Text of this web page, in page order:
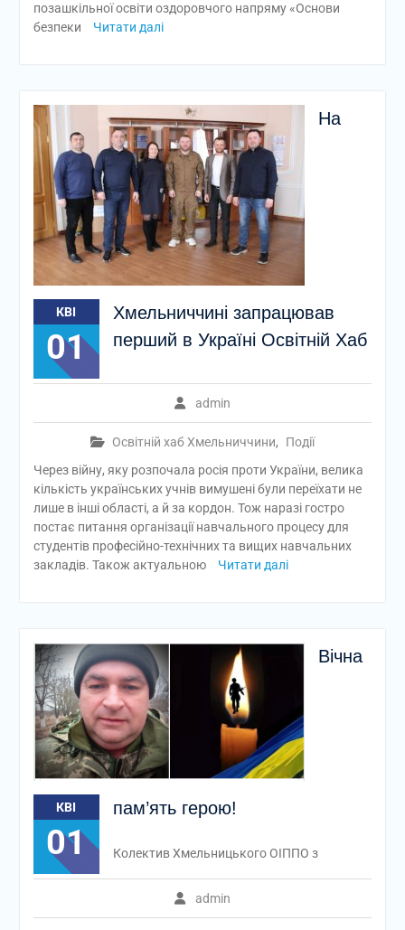
позашкільної освіти оздоровчого напряму «Основи
безпеки
Читати далі
КВІ
01
На
Хмельниччині запрацював
перший в Україні Освітній Хаб
admin
Освітній хаб Хмельниччини,
Події
Через війну, яку розпочала росія проти України, велика
кількість українських учнів вимушені були переїхати не
лише в інші області, а й за кордон. Тож наразі гостро
постає питання організації навчального процесу для
студентів професійно-технічних та вищих навчальних
закладів. Також актуальною
Читати далі
КВІ
01
Вічна
пам’ять герою!
admin
Колектив Хмельницького ОІППО з